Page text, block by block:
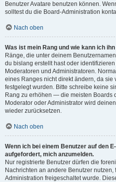
Benutzer Avatare benutzen können.
solltest du die Board-Administration
Nach oben
Was ist mein Rang und wie kann ich
Ränge, die unter deinem
du bislang erstellt hast oder
Moderatoren und Administratoren.
eines Ranges nicht direkt ändern, da sie
festgelegt wurden. Bitte schreibe keine
Rang zu erhöhen — die meisten Boards
Moderator oder Administrator wird
wieder zurücksetzen.
Nach oben
Wenn ich bei einem Benutzer auf den
aufgefordert, mich anzumelden.
Nur registrierte Benutzer dürfen die
Nachrichten an andere Benutzer
Administration freigeschaltet wurde.